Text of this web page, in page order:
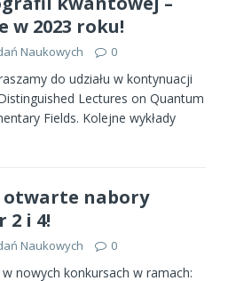
w 2023 roku!
Naukowych 0
do udziału w kontynuacji
Lectures on Quantum
Fields. Kolejne wykłady
otwarte nabory
2 i 4!
Naukowych 0
nowych konkursach w ramach: